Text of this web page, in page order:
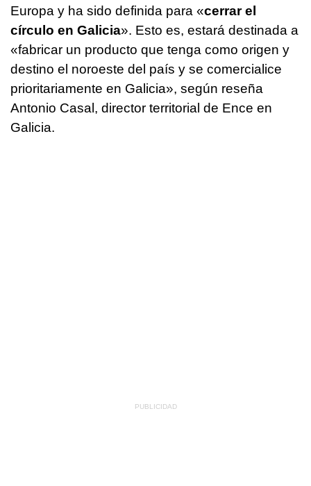
Europa y ha sido definida para «cerrar el
círculo en Galicia». Esto es, estará destinada a
«fabricar un producto que tenga como origen y
destino el noroeste del país y se comercialice
prioritariamente en Galicia», según reseña
Antonio Casal, director territorial de Ence en
Galicia.